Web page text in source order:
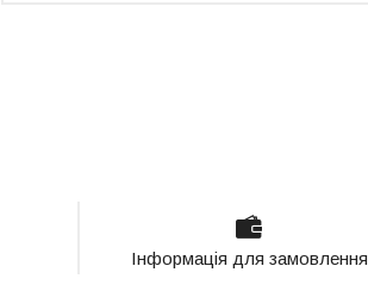
Інформація для замовлення